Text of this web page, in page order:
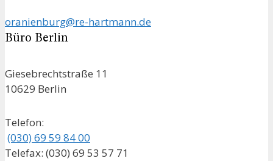
oranienburg@re-hartmann.de
Büro Berlin
Giesebrechtstraße 11
10629 Berlin
Telefon:
(030) 69 59 84 00
Telefax: (030) 69 53 57 71